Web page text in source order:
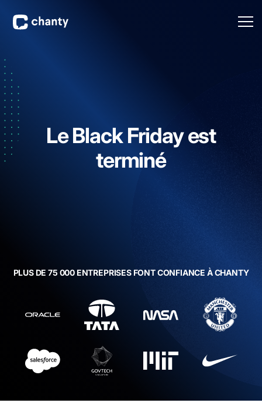
Le Black Friday est
terminé
PLUS DE 75 000 ENTREPRISES FONT CONFIANCE À CHANTY